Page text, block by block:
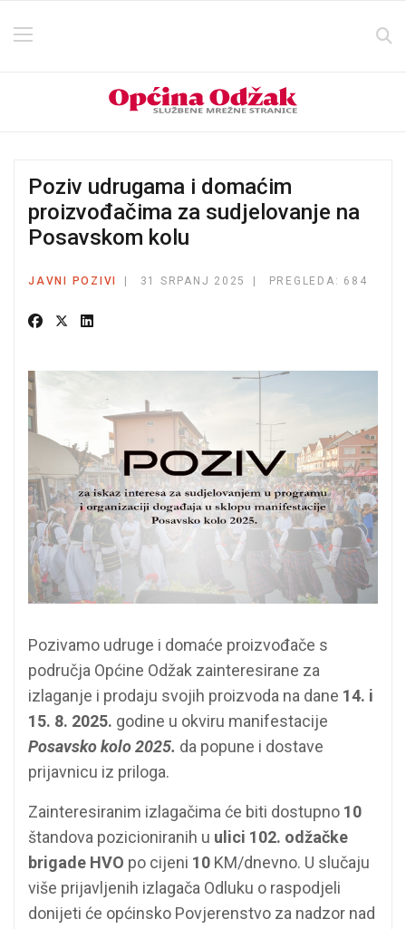
Poziv udrugama i domaćim
proizvođačima za sudjelovanje na
Posavskom kolu
JAVNI POZIVI 31 SRPANJ 2025 PREGLEDA: 684
Pozivamo udruge i domaće proizvođače s
područja Općine Odžak zainteresirane za
izlaganje i prodaju svojih proizvoda na dane 14. i
15. 8. 2025. godine u okviru manifestacije
Posavsko kolo 2025. da popune i dostave
prijavnicu iz priloga.
Zainteresiranim izlagačima će biti dostupno 10
štandova pozicioniranih u ulici 102. odžačke
brigade HVO po cijeni 10 KM/dnevno. U slučaju
više prijavljenih izlagača Odluku o raspodjeli
donijeti će općinsko Povjerenstvo za nadzor nad